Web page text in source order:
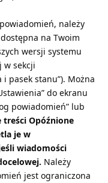
należy
na Twoim
wersji systemu
w sekcji
pasek stanu”). Można
do ekranu
powiadomień” lub
treści Opóźnione
je w
wiadomości
Należy
jest ograniczona